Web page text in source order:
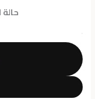
حالة
كمية
ساعة
جيس
للرجال
GW0203G7